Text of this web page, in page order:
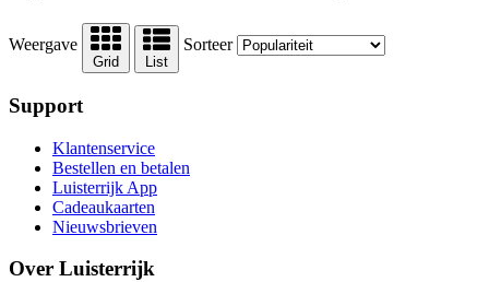
Weergave
Grid List
Sorteer
Support
Klantenservice
Bestellen en betalen
Luisterrijk App
Cadeaukaarten
Nieuwsbrieven
Over Luisterrijk